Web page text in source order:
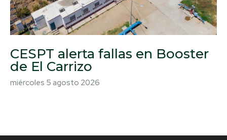
CESPT alerta fallas en Booster
de El Carrizo
miércoles 5 agosto 2026